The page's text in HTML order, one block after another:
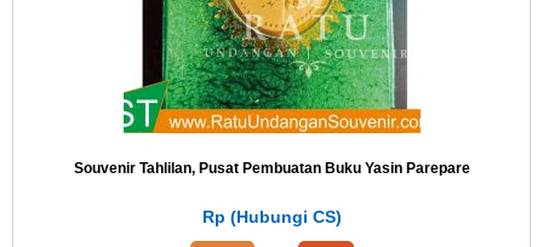
Souvenir Tahlilan, Pusat Pembuatan Buku Yasin Parepare
Rp (Hubungi CS)